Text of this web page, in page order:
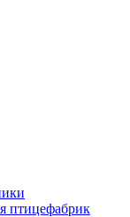
птицефабрик